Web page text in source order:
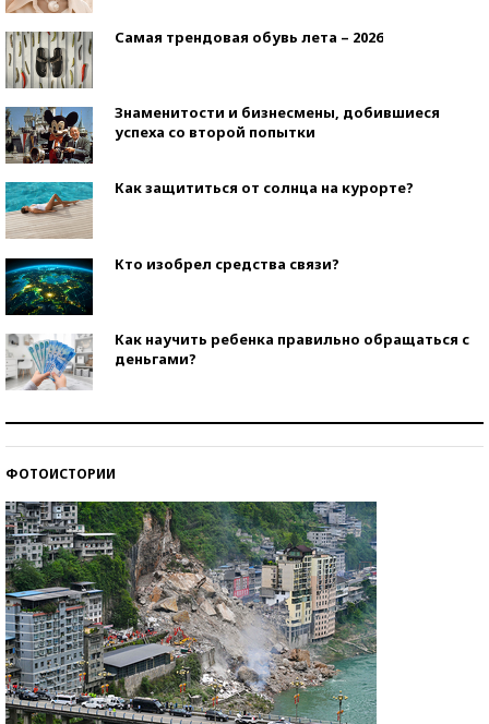
Самая трендовая обувь лета – 2026
Знаменитости и бизнесмены, добившиеся
успеха со второй попытки
Как защититься от солнца на курорте?
Кто изобрел средства связи?
Как научить ребенка правильно обращаться с
деньгами?
ФОТОИСТОРИИ